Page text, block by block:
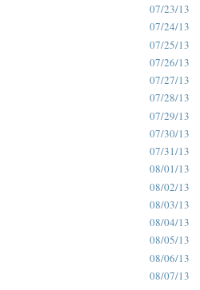
07/23/13
07/24/13
07/25/13
07/26/13
07/27/13
07/28/13
07/29/13
07/30/13
07/31/13
08/01/13
08/02/13
08/03/13
08/04/13
08/05/13
08/06/13
08/07/13